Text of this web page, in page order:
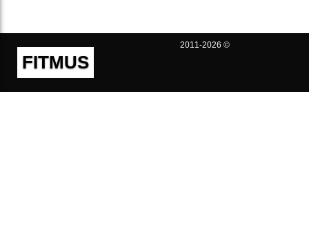
FITMUS
2011-2026 ©